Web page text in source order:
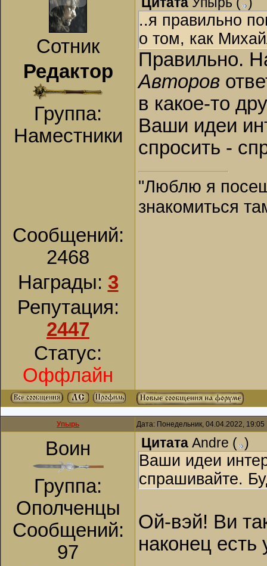
Сотник
Редактор
Группа:
Наместники
Сообщений:
2468
Награды: 3
Репутация:
2447
Статус:
Оффлайн
..я правильно
о том, как
Правильно.
Авторов
в какое-то
Ваши идеи
спросить -
"Люблю я
знакомиться
Упырь Дата: Понедельник, 04.04.2022,
Воин
Группа:
Ополченцы
Сообщений:
97
Цитата Andre ( )
Ваши идеи
спрашивайте.
Ой-вэй! Ви
наконец есть